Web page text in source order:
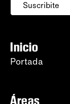
Suscribite
Inicio
Portada
Áreas